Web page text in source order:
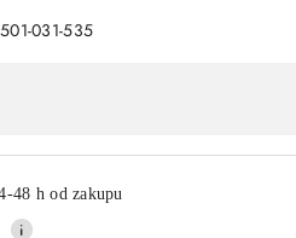
031-535
48 h od zakupu